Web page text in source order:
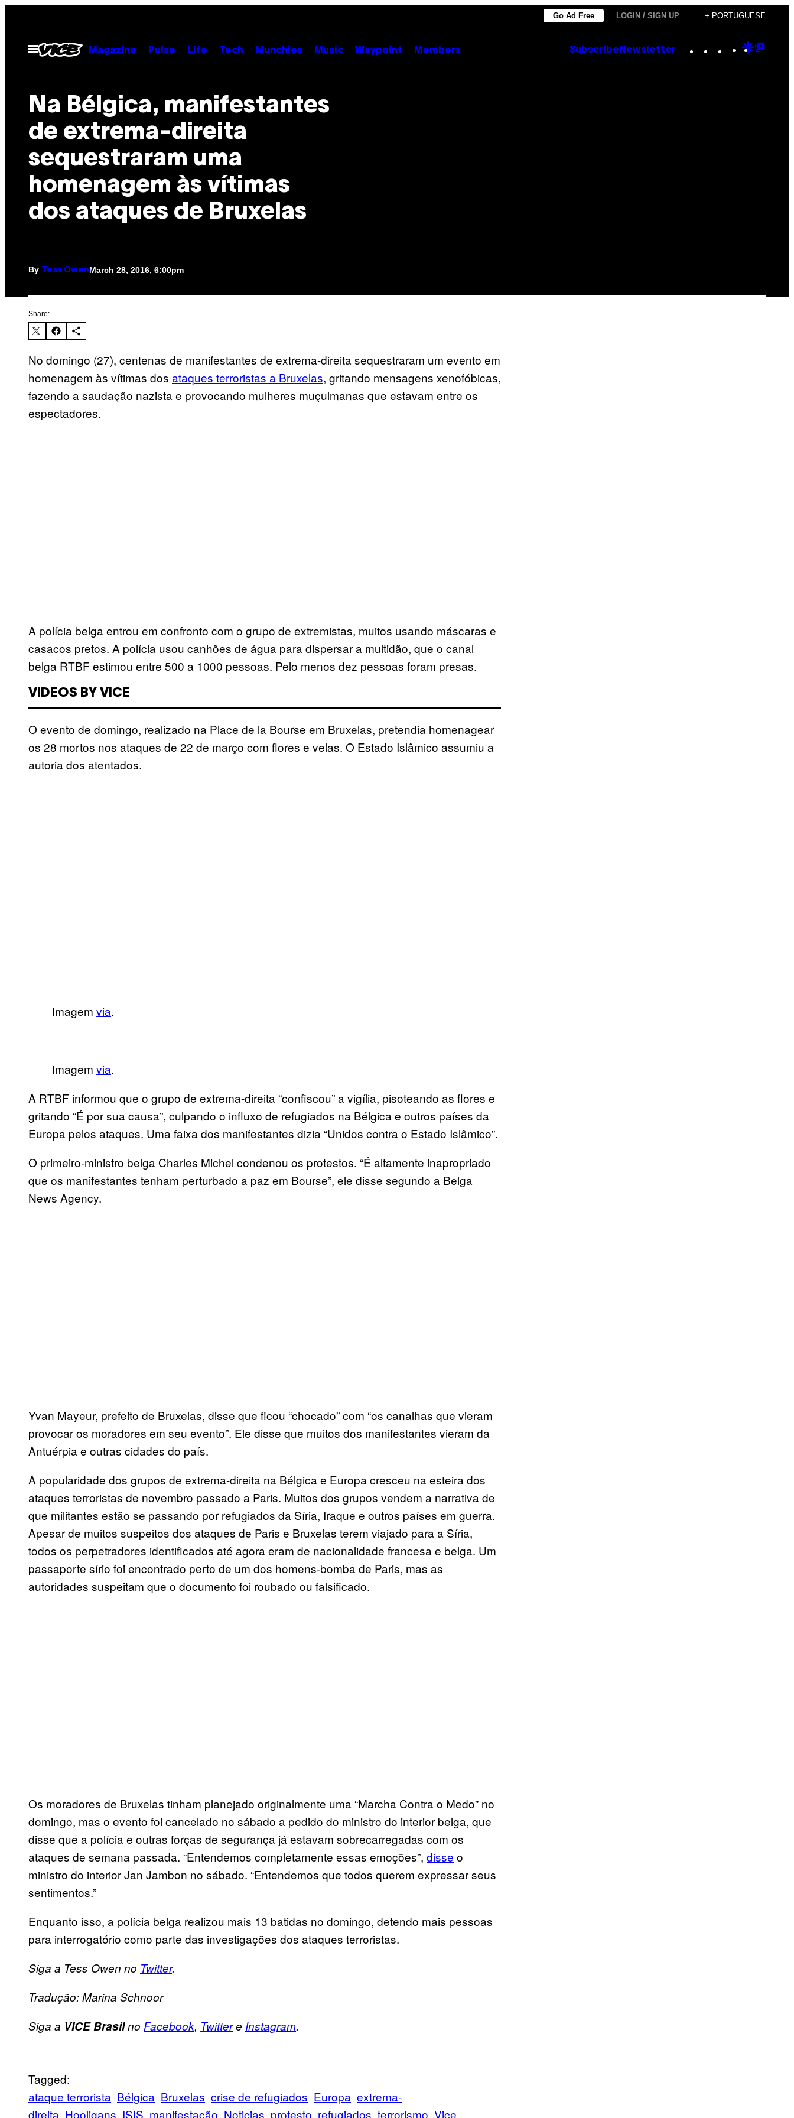
content
Go Ad Free LOGIN / SIGN UP + PORTUGUESE
Open
Menu
Magazine Pulse Life Tech Munchies Music Waypoint Members Subscribe Newsletter Instagram
TikTok
YouTube
Google
Na Bélgica, manifestantes
de extrema-direita
sequestraram uma
homenagem às vítimas
dos ataques de Bruxelas
By Tess OwenMarch 28, 2016, 6:00pm
Share:
No domingo (27), centenas de manifestantes de extrema-direita sequestraram um evento em
homenagem às vítimas dos ataques terroristas a Bruxelas, gritando mensagens xenofóbicas,
fazendo a saudação nazista e provocando mulheres muçulmanas que estavam entre os
espectadores.
A polícia belga entrou em confronto com o grupo de extremistas, muitos usando máscaras e
casacos pretos. A polícia usou canhões de água para dispersar a multidão, que o canal
belga RTBF estimou entre 500 a 1000 pessoas. Pelo menos dez pessoas foram presas.
VIDEOS BY VICE
O evento de domingo, realizado na Place de la Bourse em Bruxelas, pretendia homenagear
os 28 mortos nos ataques de 22 de março com flores e velas. O Estado Islâmico assumiu a
autoria dos atentados.
Imagem via.
Imagem via.
A RTBF informou que o grupo de extrema-direita “confiscou” a vigília, pisoteando as flores e
gritando “É por sua causa”, culpando o influxo de refugiados na Bélgica e outros países da
Europa pelos ataques. Uma faixa dos manifestantes dizia “Unidos contra o Estado Islâmico”.
O primeiro-ministro belga Charles Michel condenou os protestos. “É altamente inapropriado
que os manifestantes tenham perturbado a paz em Bourse”, ele disse segundo a Belga
News Agency.
Yvan Mayeur, prefeito de Bruxelas, disse que ficou “chocado” com “os canalhas que vieram
provocar os moradores em seu evento”. Ele disse que muitos dos manifestantes vieram da
Antuérpia e outras cidades do país.
A popularidade dos grupos de extrema-direita na Bélgica e Europa cresceu na esteira dos
ataques terroristas de novembro passado a Paris. Muitos dos grupos vendem a narrativa de
que militantes estão se passando por refugiados da Síria, Iraque e outros países em guerra.
Apesar de muitos suspeitos dos ataques de Paris e Bruxelas terem viajado para a Síria,
todos os perpetradores identificados até agora eram de nacionalidade francesa e belga. Um
passaporte sírio foi encontrado perto de um dos homens-bomba de Paris, mas as
autoridades suspeitam que o documento foi roubado ou falsificado.
Os moradores de Bruxelas tinham planejado originalmente uma “Marcha Contra o Medo” no
domingo, mas o evento foi cancelado no sábado a pedido do ministro do interior belga, que
disse que a polícia e outras forças de segurança já estavam sobrecarregadas com os
ataques de semana passada. “Entendemos completamente essas emoções”, disse o
ministro do interior Jan Jambon no sábado. “Entendemos que todos querem expressar seus
sentimentos.”
Enquanto isso, a polícia belga realizou mais 13 batidas no domingo, detendo mais pessoas
para interrogatório como parte das investigações dos ataques terroristas.
Siga a Tess Owen no Twitter.
Tradução: Marina Schnoor
Siga a VICE Brasilno Facebook, Twittere Instagram.
Tagged:
ataque terrorista Bélgica Bruxelas crise de refugiados Europa extrema-
direita Hooligans ISIS manifestação Noticias protesto refugiados terrorismo Vice